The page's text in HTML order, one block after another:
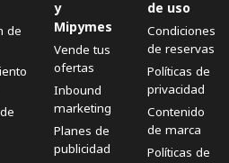
de
y
Mipymes
Vende tus
ofertas
Inbound
marketing
Planes de
publicidad
de uso
Condiciones
de reservas
Políticas de
privacidad
Contenido
de marca
Políticas de